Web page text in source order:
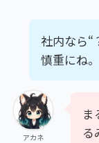
社内なら“
慎重にね。
アカネ
ま
る